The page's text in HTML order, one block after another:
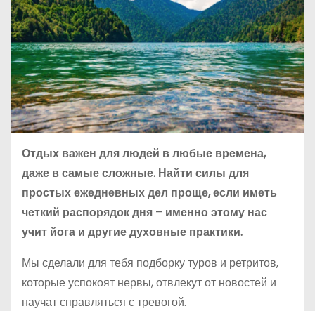
Отдых важен для людей в любые времена,
даже в самые сложные. Найти силы для
простых ежедневных дел проще, если иметь
четкий распорядок дня – именно этому нас
учит йога и другие духовные практики.
Мы сделали для тебя подборку туров и ретритов,
которые успокоят нервы, отвлекут от новостей и
научат справляться с тревогой.